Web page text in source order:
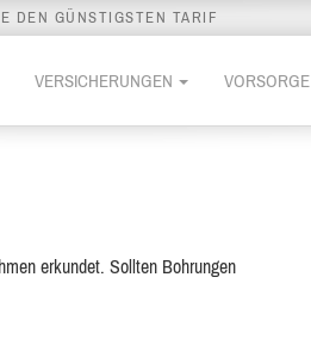
DEN GÜNSTIGSTEN TARIF
VERSICHERUNGEN VORSORGE
erkundet. Sollten Bohrungen